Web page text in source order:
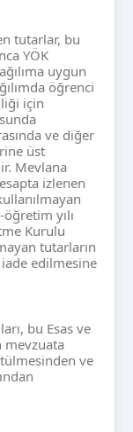
tutarlar, bu
YÖK
uygun
öğrenci
için
ve diğer
üst
Mevlana
izlenen
yılı
Kurulu
tutarların
edilmesine
bu Esas ve
mevzuata
ve